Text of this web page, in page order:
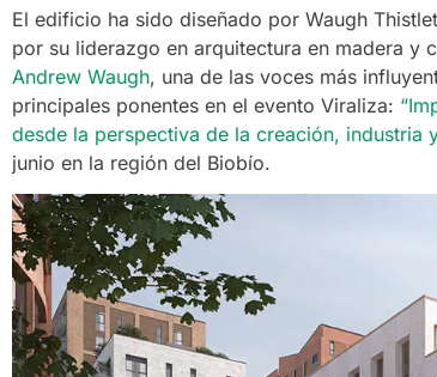
El edificio ha sido diseñado por Waugh
por su liderazgo en arquitectura en madera y
Andrew Waugh, una de las voces más
principales ponentes en el evento Viraliza:
desde la perspectiva de la creación, industria
junio en la región del Biobío.